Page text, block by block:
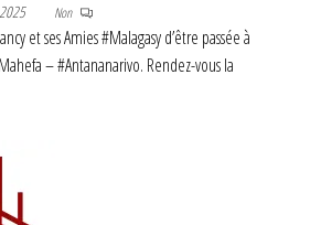
Non
et ses Amies #Malagasy d’être passée à
– #Antananarivo. Rendez-vous la